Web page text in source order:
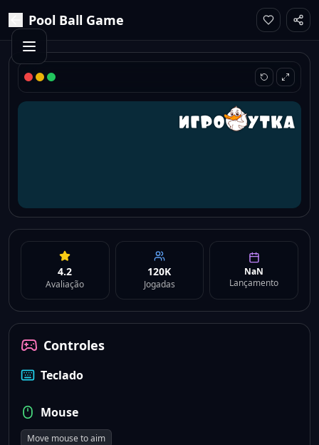
Pool Ball Game
4.2
Avaliação
120K
Jogadas
NaN
Lançamento
Controles
Teclado
Mouse
Move mouse to aim